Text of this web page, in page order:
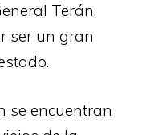
Terán,
ser un gran
se encuentran